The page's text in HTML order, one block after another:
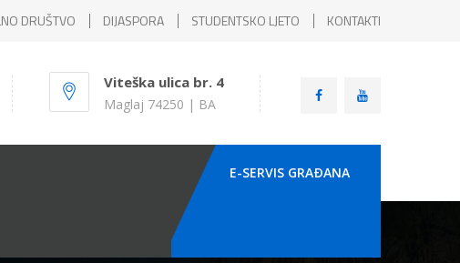
DRUŠTVO DIJASPORA STUDENTSKO LJETO KONTAKTI
Viteška ulica br. 4
Maglaj 74250 | BA
E-SERVIS GRAÐANA